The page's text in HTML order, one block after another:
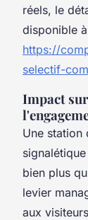
réels, le
disponible
https://
selectif-
Impact
Une station
bien plus
levier
aux